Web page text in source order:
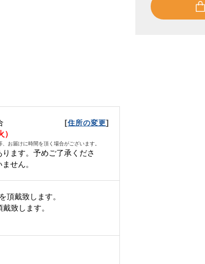
[住所の変更]
お届けに時間を頂く場合がございます。
ます。予めご了承くださ
せん。
を頂戴致します。
致します。